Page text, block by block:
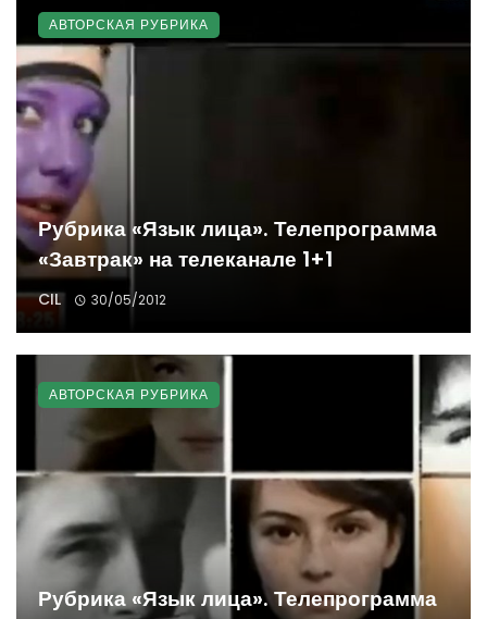
Рубрика «Язык лица». Телепрограмма
«Завтрак» на телеканале 1+1
CIL 30/05/2012
АВТОРСКАЯ РУБРИКА
Рубрика «Язык лица». Телепрограмма
АВТОРСКАЯ РУБРИКА